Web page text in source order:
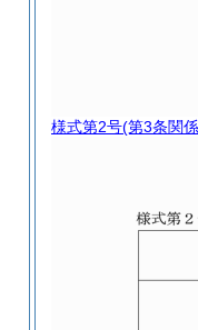
様式第2号(第3条関